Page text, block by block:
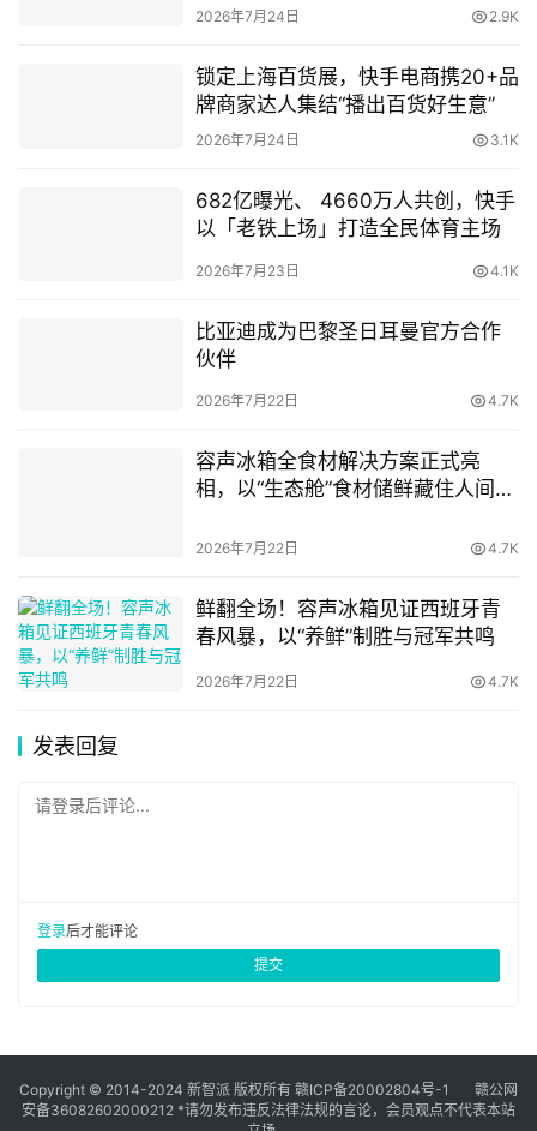
2026年7月24日 2.9K
锁定上海百货展，快手电商携20+品
牌商家达人集结“播出百货好生意”
2026年7月24日 3.1K
682亿曝光、 4660万人共创，快手
以「老铁上场」打造全民体育主场
2026年7月23日 4.1K
比亚迪成为巴黎圣日耳曼官方合作
伙伴
2026年7月22日 4.7K
容声冰箱全食材解决方案正式亮
相，以“生态舱”食材储鲜藏住人间烟
2026年7月22日 4.7K
鲜翻全场！容声冰箱见证西班牙青
春风暴，以“养鲜”制胜与冠军共鸣
2026年7月22日 4.7K
发表回复
请登录后评论...
登录后才能评论
提交
Copyright © 2014-2024 新智派 版权所有 赣ICP备20002804号-1
赣公网
安备36082602000212 *请勿发布违反法律法规的言论，会员观点不代表本站